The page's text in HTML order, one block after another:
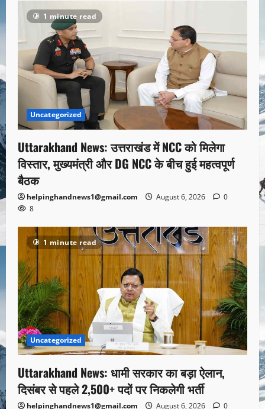
1 minute read
Uncategorized
Uttarakhand News: उत्तराखंड में NCC को मिलेगा
विस्तार, मुख्यमंत्री और DG NCC के बीच हुई महत्वपूर्ण
बैठक
helpinghandnews1@gmail.com August 6, 2026
0
8
1 minute read
Uncategorized
Uttarakhand News: धामी सरकार का बड़ा ऐलान,
दिसंबर से पहले 2,500+ पदों पर निकलेगी भर्ती
helpinghandnews1@gmail.com August 6, 2026
0